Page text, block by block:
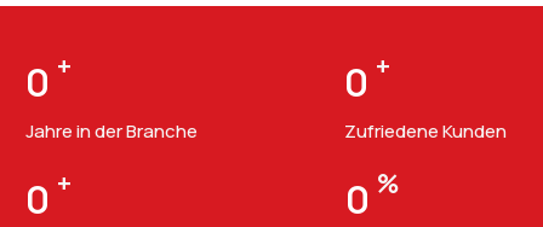
0 +
Jahre in der Branche
0 +
Zufriedene Kunden
0 + 0 %